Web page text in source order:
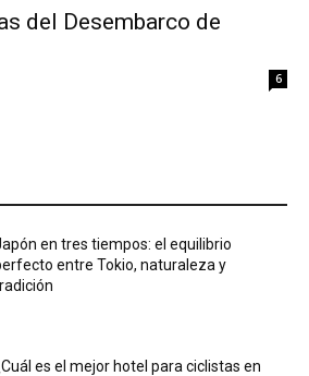
del Desembarco de
6
en tres tiempos: el equilibrio
entre Tokio, naturaleza y
es el mejor hotel para ciclistas en